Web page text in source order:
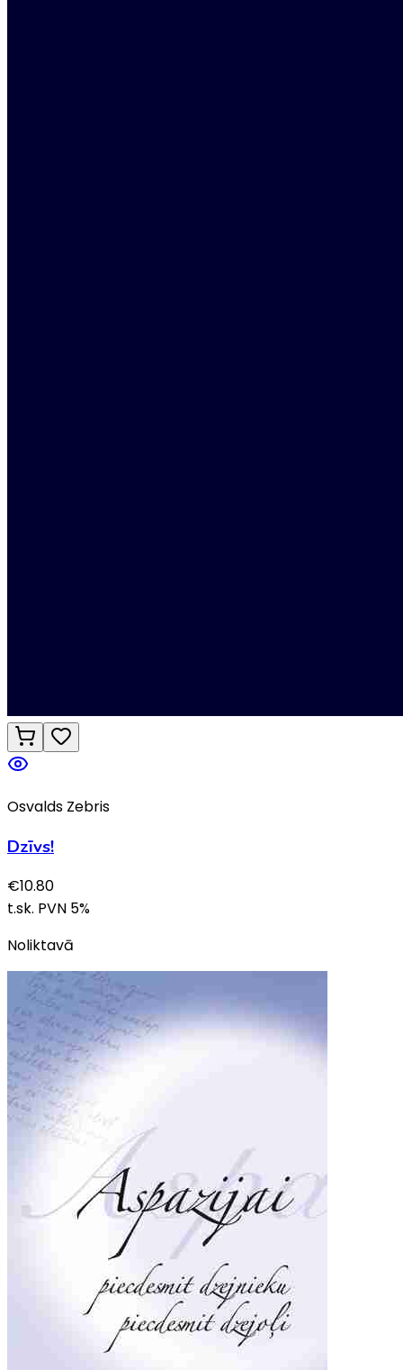
Osvalds Zebris
Dzīvs!
€10.80
t.sk. PVN 5%
Noliktavā